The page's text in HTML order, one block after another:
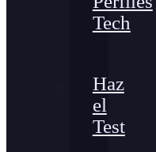
Tech
Haz
el
Test